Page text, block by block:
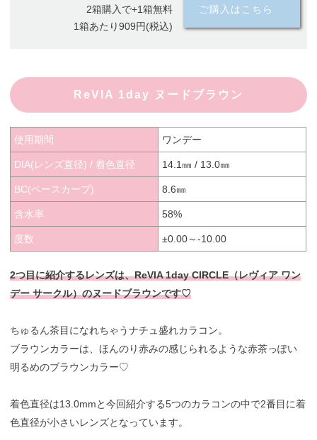
2箱購入で+1箱無料
1箱あたり909円(税込)
ご購入はこちら
ReVIA 1day ヌードブラウン
使用期間 ワンデー
DIA(レンズ直径) / 着色直径 14.1㎜ / 13.0㎜
BC(ベースカーブ) 8.6㎜
含水率 58%
度数 ±0.00～-10.00
2つ目に紹介するレンズは、ReVIA 1day CIRCLE（レヴィア ワン
デー サークル）のヌードブラウンです♡
ちゅるん茶目になれちゃうナチュ盛れカラコン。
ブラウンカラーは、ほんのり赤みの感じられるような赤茶っぽい
明るめのブラウンカラー♡
着色直径は13.0mmと今回紹介する5つのカラコンの中で2番目に着
色直径が小さいレンズとなっています。